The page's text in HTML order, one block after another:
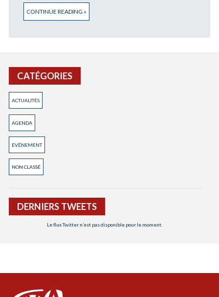
CONTINUE READING »
CATÉGORIES
ACTUALITÉS
AGENDA
EVÉNEMENT
NON CLASSÉ
DERNIERS TWEETS
Le flux Twitter n’est pas disponible pour le moment.